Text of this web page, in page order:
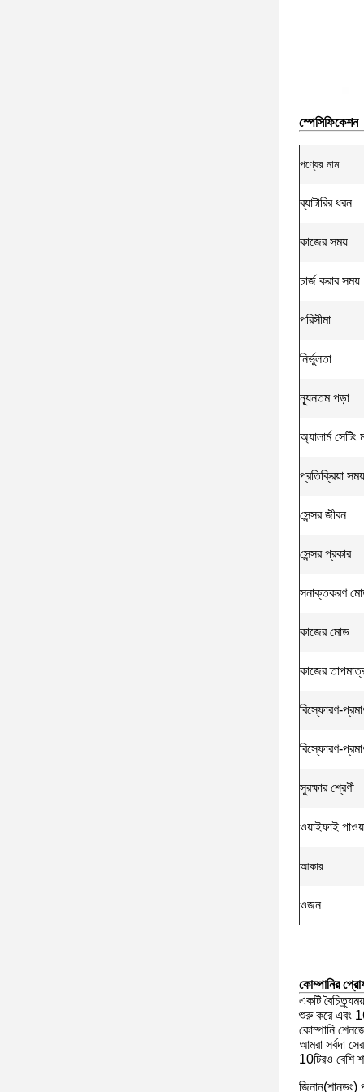
স্পেসিফিকেশন
পণ্যের নাম
ব্যাটারির ধরন
কাজের সময়
চার্জ করার সময়
পরিসীমা
নির্ভুলতা
ন্যূনতম পড়া
অ্যালার্ম সেটিং
প্রতিক্রিয়া
সেন্সর জীবন
সেন্সর প্রকার
সনাক্তকরণ
কাজের মোড
কাজের
বিস্ফোরণ-
বিস্ফোরণ-
সুরক্ষার শ্রেণী
ওয়াইফাই
আকার
ওজন
কোম্পানির
একটি
শুরু করে এবং
কোম্পানি
আমরা সর্বদা
10টিরও বেশি